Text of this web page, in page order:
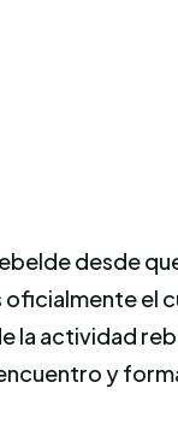
desde
el
actividad
y